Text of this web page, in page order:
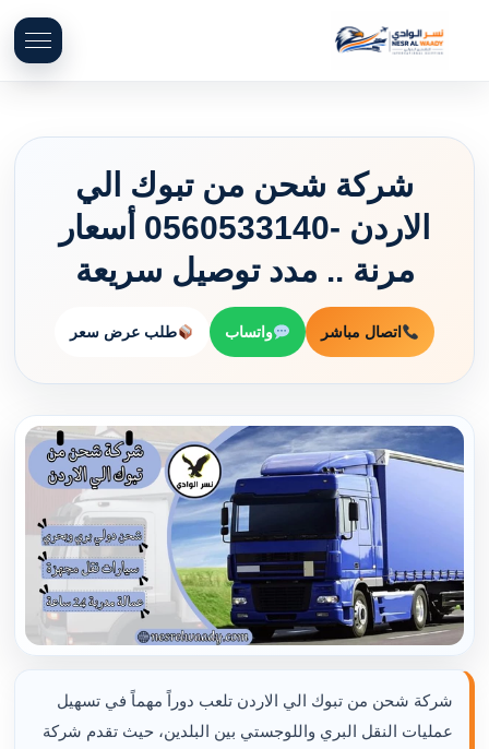
شركة شحن من تبوك الي
الاردن -0560533140 أسعار
مرنة .. مدد توصيل سريعة
اتصال مباشر واتساب طلب عرض سعر
شركة شحن من تبوك الي الاردن تلعب دوراً مهماً في تسهيل
عمليات النقل البري واللوجستي بين البلدين، حيث تقدم شركة